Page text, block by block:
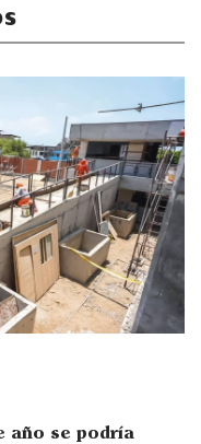
año se podría